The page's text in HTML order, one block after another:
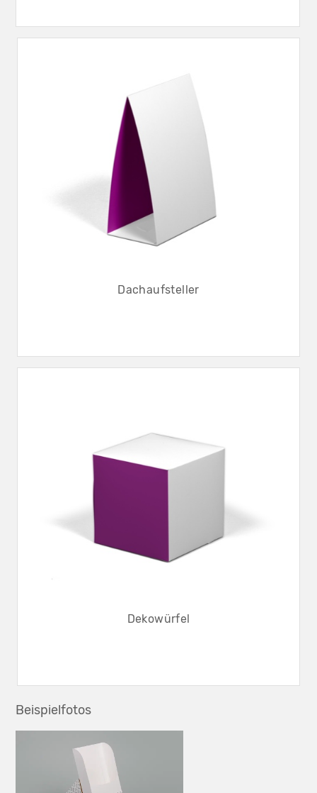
Dachaufsteller
Dekowürfel
Beispielfotos